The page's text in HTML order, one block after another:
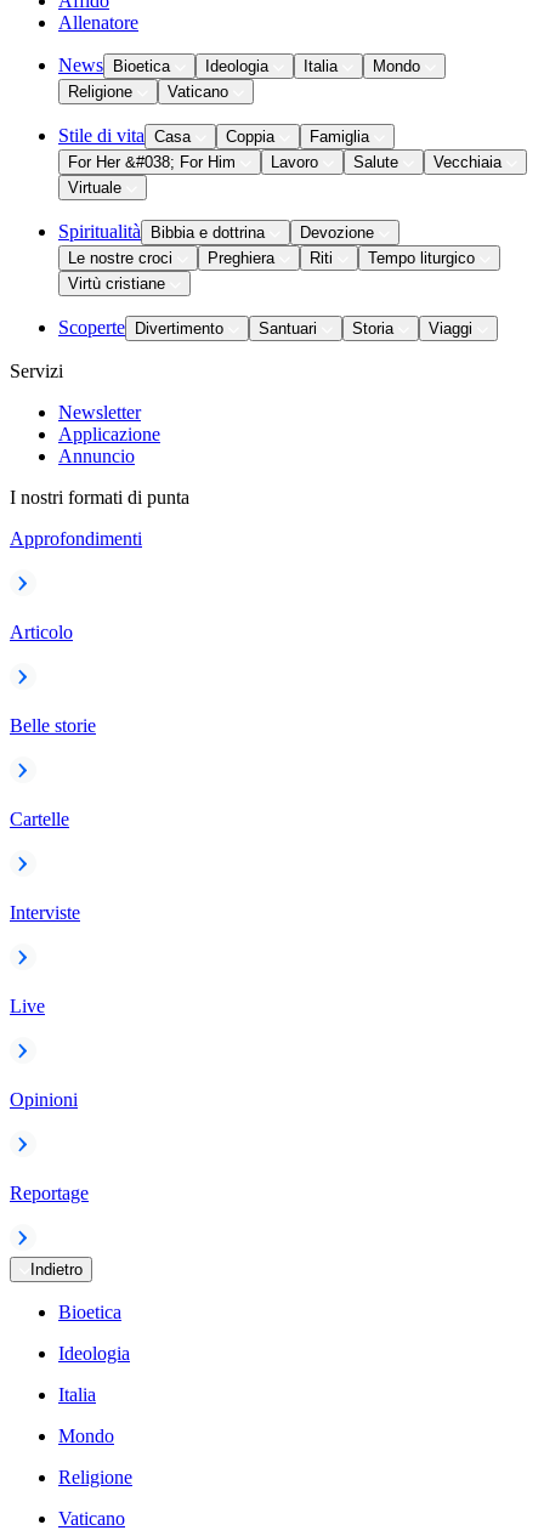
Allenatore
News Bioetica Ideologia Italia
Mondo
Religione
Vaticano
Stile di vita Casa Coppia
Famiglia
For Her &#038; For Him
Lavoro Salute
Vecchiaia
Virtuale
Spiritualità Bibbia e dottrina
Devozione
Le nostre croci
Preghiera Riti
Tempo liturgico
Virtù cristiane
Scoperte Divertimento Santuari Storia Viaggi
Servizi
Newsletter
Applicazione
Annuncio
I nostri formati di punta
Approfondimenti
Articolo
Belle storie
Cartelle
Interviste
Live
Opinioni
Reportage
Indietro
Bioetica
Ideologia
Italia
Mondo
Religione
Vaticano